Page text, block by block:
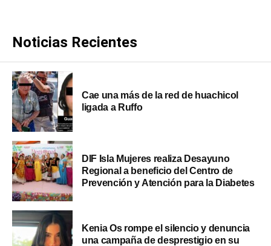
Noticias Recientes
Cae una más de la red de huachicol
ligada a Ruffo
DIF Isla Mujeres realiza Desayuno
Regional a beneficio del Centro de
Prevención y Atención para la Diabetes
Kenia Os rompe el silencio y denuncia
una campaña de desprestigio en su